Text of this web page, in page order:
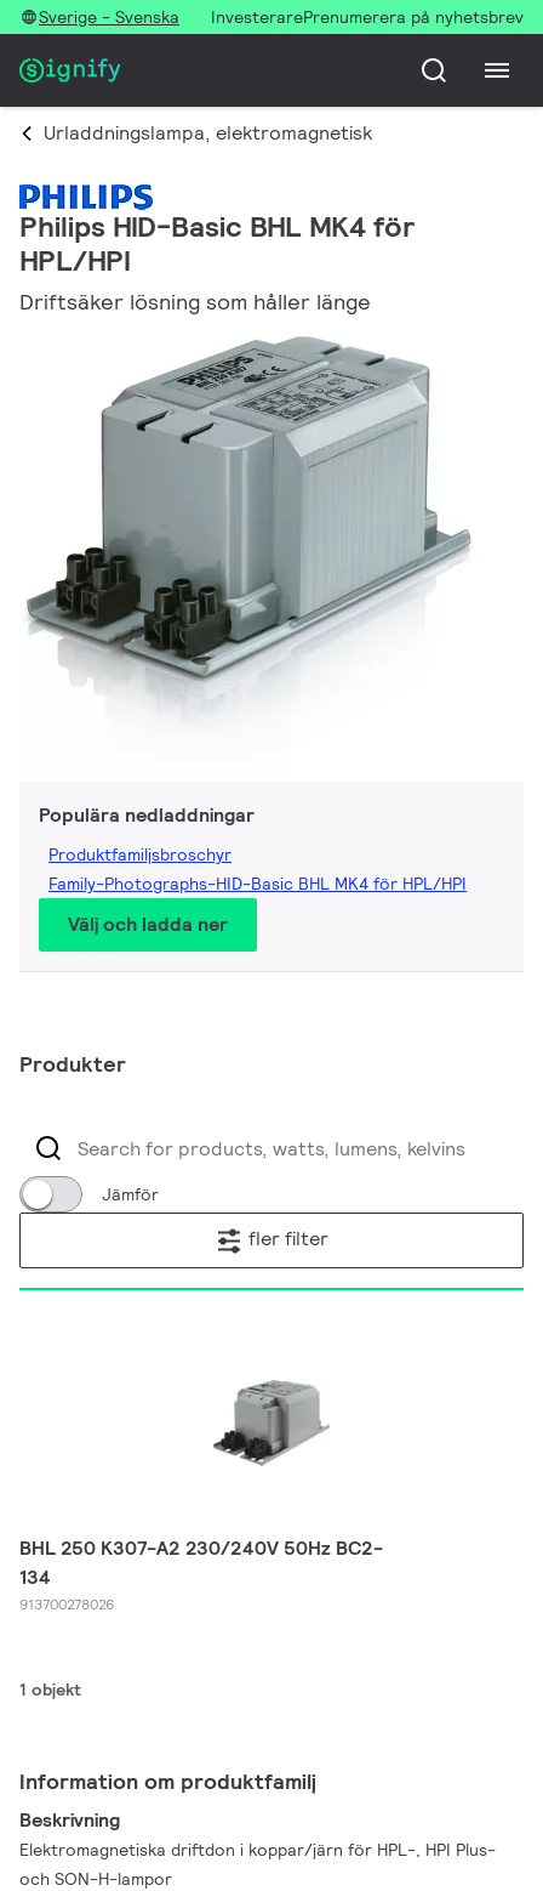
Sverige - Svenska InvesterarePrenumerera på nyhetsbrev
Urladdningslampa, elektromagnetisk
Philips HID-Basic BHL MK4 för
HPL/HPI
Driftsäker lösning som håller länge
Populära nedladdningar
Produktfamiljsbroschyr
Family-Photographs-HID-Basic BHL MK4 för HPL/HPI
Välj och ladda ner
Produkter
Jämför
fler filter
BHL 250 K307-A2 230/240V 50Hz BC2-
134
913700278026
1 objekt
Information om produktfamilj
Beskrivning
Elektromagnetiska driftdon i koppar/järn för HPL-, HPI Plus-
och SON-H-lampor